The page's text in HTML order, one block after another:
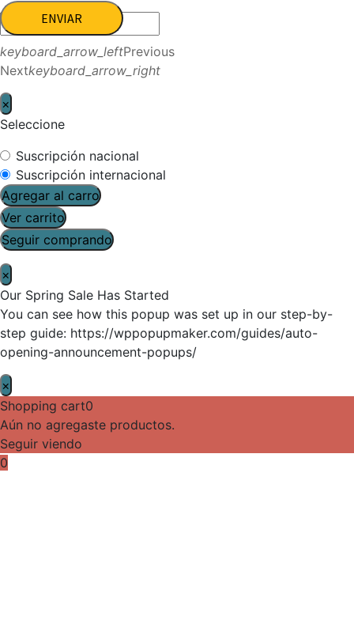
ENVIAR
keyboard_arrow_leftPrevious
Nextkeyboard_arrow_right
×
Seleccione
Suscripción nacional
Suscripción internacional
Agregar al carro
Ver carrito
Seguir comprando
×
Our Spring Sale Has Started
You can see how this popup was set up in our step-by-
step guide: https://wppopupmaker.com/guides/auto-
opening-announcement-popups/
×
Shopping cart0
Aún no agregaste productos.
Seguir viendo
0